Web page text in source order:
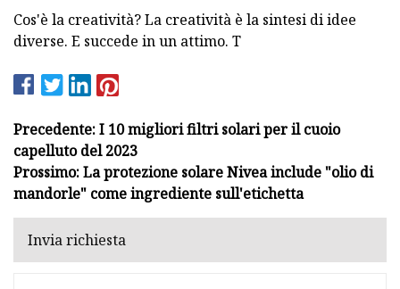
Cos'è la creatività? La creatività è la sintesi di idee
diverse. E succede in un attimo. T
Precedente: I 10 migliori filtri solari per il cuoio
capelluto del 2023
Prossimo: La protezione solare Nivea include "olio di
mandorle" come ingrediente sull'etichetta
Invia richiesta